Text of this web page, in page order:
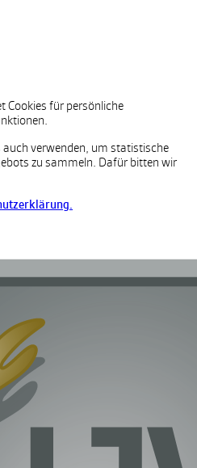
Cookies für persönliche
verwenden, um statistische
zu sammeln. Dafür bitten wir